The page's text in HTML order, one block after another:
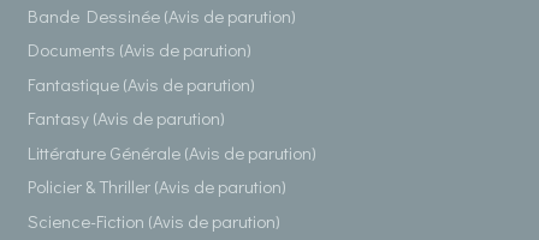
Bande Dessinée (Avis de parution)
Documents (Avis de parution)
Fantastique (Avis de parution)
Fantasy (Avis de parution)
Littérature Générale (Avis de parution)
Policier & Thriller (Avis de parution)
Science-Fiction (Avis de parution)